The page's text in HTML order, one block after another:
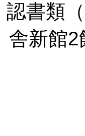
認書類
舎新館